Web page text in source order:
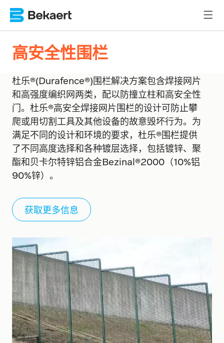
高安全性围栏
杜乐®(Durafence®)围栏解决方案包含焊接网片
和高强度编织网两类，配以防撞立柱和高安全性
门。杜乐®高安全焊接网片围栏的设计可防止攀
爬或用切割工具及其他设备的故意毁坏行为。为
满足不同的设计和环境的要求，杜乐®围栏提供
了不同高度选择和各种镀层选择，包括镀锌、聚
酯和贝卡尔特锌铝合金Bezinal®2000（10%铝
90%锌）。
获取更多信息